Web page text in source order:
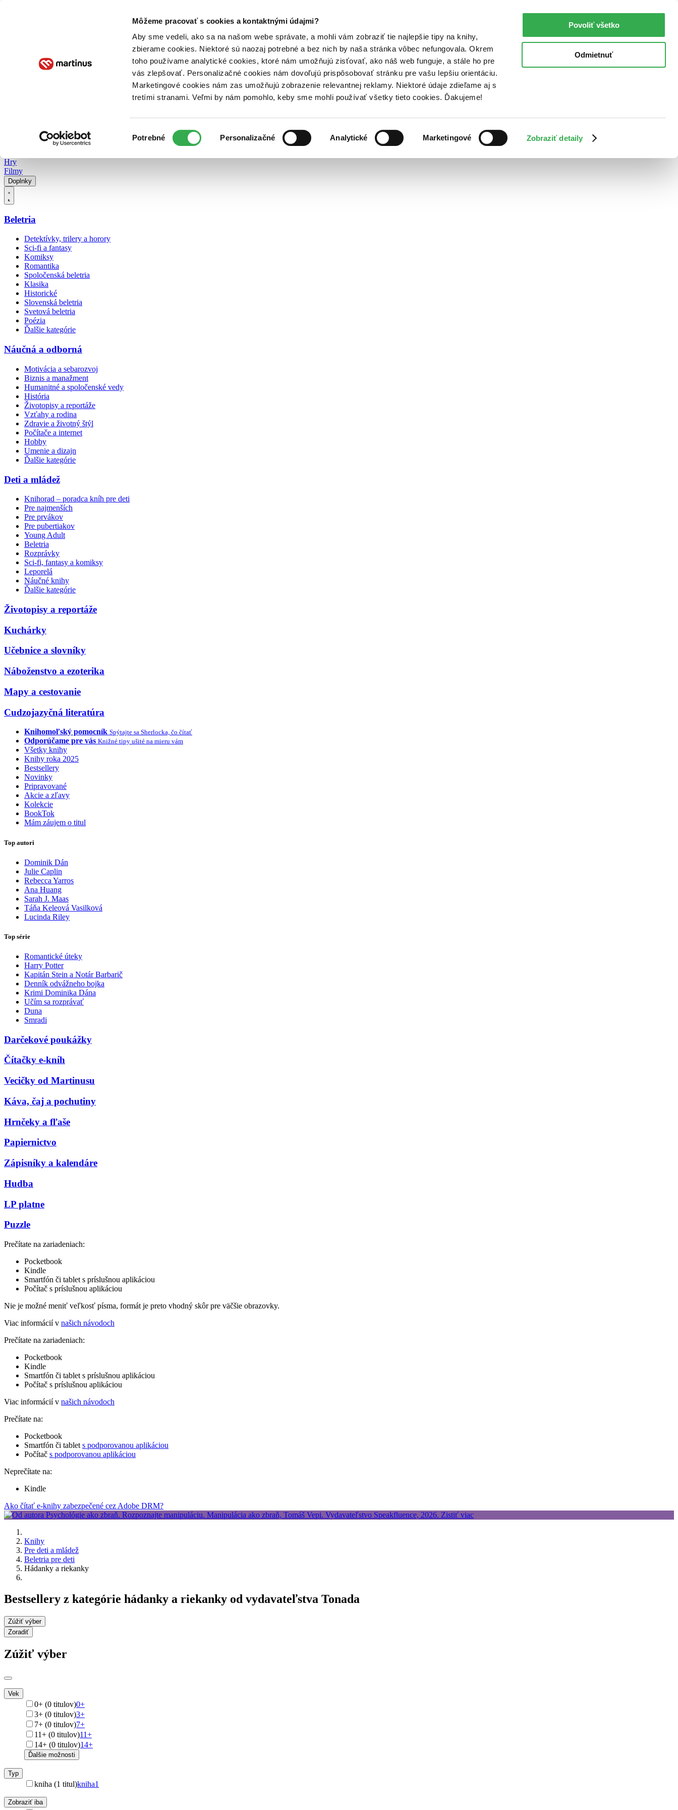
Môžeme pracovať s cookies a kontaktnými údajmi?
Aby sme vedeli, ako sa na našom webe správate, a mohli vám zobraziť tie najlepšie tipy na knihy,
zbierame cookies. Niektoré sú naozaj potrebné a bez nich by naša stránka vôbec nefungovala. Okrem
toho používame analytické cookies, ktoré nám umožňujú zisťovať, ako náš web funguje, a stále ho pre
vás zlepšovať. Personalizačné cookies nám dovoľujú prispôsobovať stránku pre vašu lepšiu orientáciu.
Marketingové cookies nám zas umožňujú zobrazenie relevantnej reklamy. Niektoré údaje zdieľame aj s
tretími stranami. Veľmi by nám pomohlo, keby sme mohli používať všetky tieto cookies. Ďakujeme!
súhlasu
Potrebné Personalizačné Analytické Marketingové Zobraziť detaily
Povoliť všetko
Odmietnuť
Poukážky Kontakt
Hry
Filmy
Doplnky
Beletria
Detektívky, trilery a horory
Sci-fi a fantasy
Komiksy
Romantika
Spoločenská beletria
Klasika
Historické
Slovenská beletria
Svetová beletria
Poézia
Ďalšie kategórie
Náučná a odborná
Motivácia a sebarozvoj
Biznis a manažment
Humanitné a spoločenské vedy
História
Životopisy a reportáže
Vzťahy a rodina
Zdravie a životný štýl
Počítače a internet
Hobby
Umenie a dizajn
Ďalšie kategórie
Deti a mládež
Knihorad – poradca kníh pre deti
Pre najmenších
Pre prvákov
Pre pubertiakov
Young Adult
Beletria
Rozprávky
Sci-fi, fantasy a komiksy
Leporelá
Náučné knihy
Ďalšie kategórie
Životopisy a reportáže
Kuchárky
Učebnice a slovníky
Náboženstvo a ezoterika
Mapy a cestovanie
Cudzojazyčná literatúra
Knihomoľský pomocník Spýtajte sa Sherlocka, čo čítať
Odporúčame pre vás Knižné tipy ušité na mieru vám
Všetky knihy
Knihy roka 2025
Bestsellery
Novinky
Pripravované
Akcie a zľavy
Kolekcie
BookTok
Mám záujem o titul
Top autori
Dominik Dán
Julie Caplin
Rebecca Yarros
Ana Huang
Sarah J. Maas
Táňa Keleová Vasilková
Lucinda Riley
Top série
Romantické úteky
Harry Potter
Kapitán Stein a Notár Barbarič
Denník odvážneho bojka
Krimi Dominika Dána
Učím sa rozprávať
Duna
Smradi
Darčekové poukážky
Čítačky e-kníh
Vecičky od Martinusu
Káva, čaj a pochutiny
Hrnčeky a fľaše
Papiernictvo
Zápisníky a kalendáre
Hudba
LP platne
Puzzle
Prečítate na zariadeniach:
Pocketbook
Kindle
Smartfón či tablet s príslušnou aplikáciou
Počítač s príslušnou aplikáciou
Nie je možné meniť veľkosť písma, formát je preto vhodný skôr pre väčšie obrazovky.
Viac informácií v našich návodoch
Prečítate na zariadeniach:
Pocketbook
Kindle
Smartfón či tablet s príslušnou aplikáciou
Počítač s príslušnou aplikáciou
Viac informácií v našich návodoch
Prečítate na:
Pocketbook
Smartfón či tablet s podporovanou aplikáciou
Počítač s podporovanou aplikáciou
Neprečítate na:
Kindle
Ako čítať e-knihy zabezpečené cez Adobe DRM?
Knihy
Pre deti a mládež
Beletria pre deti
Hádanky a riekanky
Bestsellery z kategórie hádanky a riekanky od vydavateľstva Tonada
Zúžiť výber
Zoradiť
Zúžiť výber
Vek
0+ (0 titulov)0+
3+ (0 titulov)3+
7+ (0 titulov)7+
11+ (0 titulov)11+
14+ (0 titulov)14+
Ďalšie možnosti
Typ
kniha (1 titul)kniha1
Zobraziť iba